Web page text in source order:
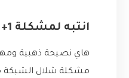
انتبه لمشكلة N+1 في الـ Backend